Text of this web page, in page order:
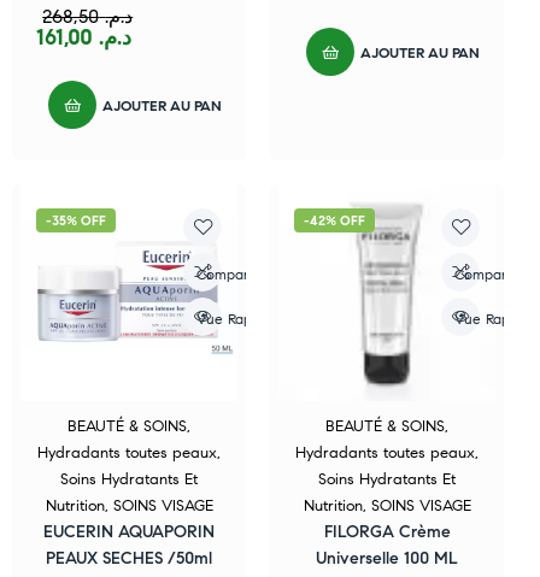
د.م.268,50
د.م.
AJOUTER AU PANIER
AJOUTER AU PANIER
-35% OFF
Compare
Vue Rapide
BEAUTÉ & SOINS,
Hydradants toutes peaux,
Soins Hydratants Et
Nutrition, SOINS VISAGE
EUCERIN AQUAPORIN
PEAUX SECHES /50ml
-42% OFF
Compare
Vue Rapide
BEAUTÉ & SOINS,
Hydradants toutes peaux,
Soins Hydratants Et
Nutrition, SOINS VISAGE
FILORGA Crème
Universelle 100 ML